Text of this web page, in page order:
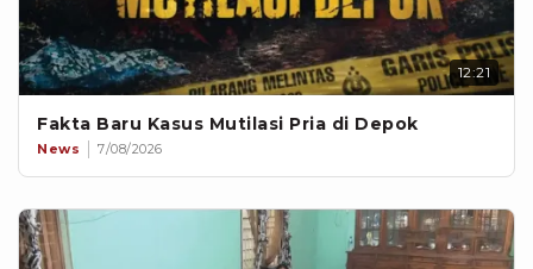
12:21
Fakta Baru Kasus Mutilasi Pria di Depok
News 7/08/2026